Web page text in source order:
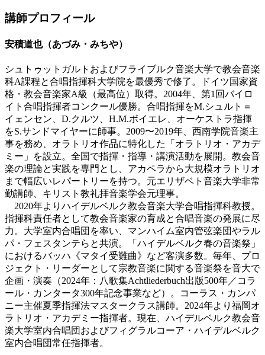
講師プロフィール
安積道也（あづみ・みちや）
シュトゥットガルトおよびフライブルク音楽大学で教会音楽
科A課程と合唱指揮科大学院を最優秀で修了。ドイツ国家資
格・教会音楽家A級（最高位）取得。2004年、第1回バイロ
イト合唱指揮者コンクール優勝。合唱指揮をM.シュルト＝
イェンセン、D.クルツ、H.M.ボイエレ、オーケストラ指揮
をS.サンドマイヤーに師事。2009〜2019年、西南学院音楽主
事を務め、オラトリオ作品に特化した「オラトリオ・アカデ
ミー」を設立。全国で指揮・指導・講演活動を展開。教会音
楽の理論と実践を専門とし、アカペラから大規模オラトリオ
まで幅広いレパートリーを持つ。元エリザベト音楽大学非常
勤講師、キリスト教礼拝音楽学会元理事。
2020年よりハイデルベルク教会音楽大学合唱指揮科教授。
指揮科責任者として教会音楽家の育成と合唱音楽の発展に尽
力。大学室内合唱団を率い、マンハイム室内管弦楽団やラル
パ・フェスタンテらと共演。「ハイデルベルク春の音楽祭」
におけるバッハ《マタイ受難曲》など客演多数。毎年、プロ
ジェクト・リーダーとして宗教音楽に関する音楽祭を音大で
企画・演奏（2024年：八歌集Achtliederbuch出版500年／コラ
ール・カンタータ300年記念事業など）。コーラス・カンパ
ニー主催夏季指揮法マスタークラス講師。2024年より福岡オ
ラトリオ・アカデミー指揮者。現在、ハイデルベルク教会音
楽大学室内合唱団およびフィグラルコーア・ハイデルベルク
室内合唱団常任指揮者。